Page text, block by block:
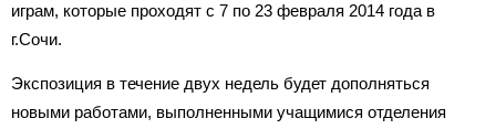
играм, которые проходят с 7 по 23 февраля 2014 года в
г.Сочи.
Экспозиция в течение двух недель будет дополняться
новыми работами, выполненными учащимися отделения